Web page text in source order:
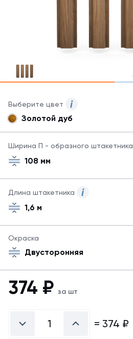
Выберите цвет
Для
данного
все
Для
цвета
Золотой дуб
Ширина П - образного штакетника
108 мм
Длина штакетника
1,6 м
Окраска
Двусторонняя
374 ₽ за шт
= 374 ₽